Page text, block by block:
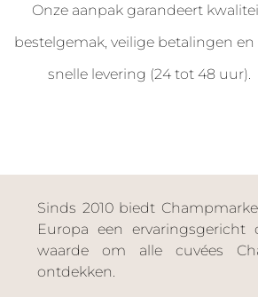
Onze aanpak garandeert
bestelgemak, veilige betalingen en
snelle levering (24 tot 48 uur).
Sinds 2010 biedt
Europa een
waarde om alle cuvées
ontdekken.